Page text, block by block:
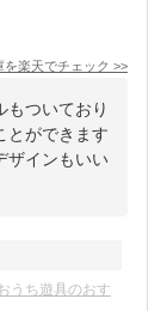
を楽天でチェック >>
もついており
とができます
ザインもいい
うち遊具のおす